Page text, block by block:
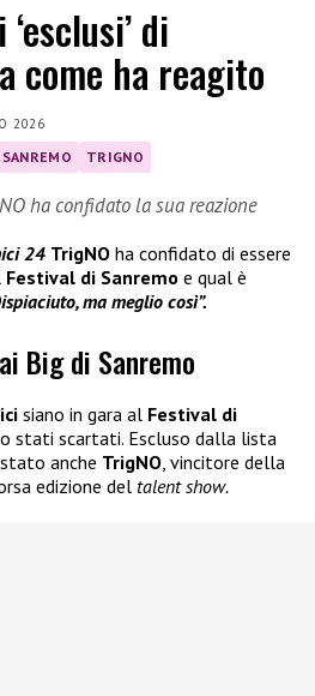
di
come ha reagito
2026
SANREMO TRIGNO
ha confidato la sua reazione
24 TrigNO ha confidato di essere
Festival di Sanremo e qual è
ma meglio così”.
Big di Sanremo
siano in gara al Festival di
stati scartati. Escluso dalla lista
anche TrigNO, vincitore della
edizione del talent show.